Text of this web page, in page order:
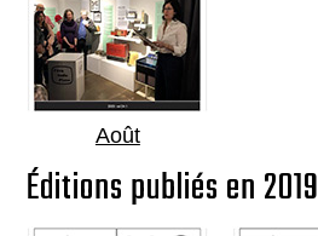
Août
Éditions publiés en 2019